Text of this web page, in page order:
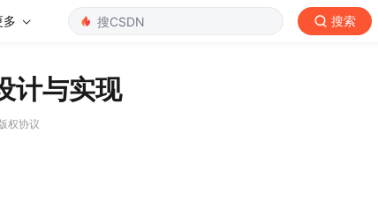
多 搜索
计与实现
权协议